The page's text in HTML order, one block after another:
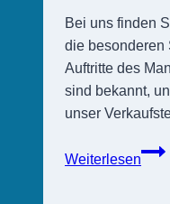
Bei uns finden
die besonderen
Auftritte des
sind bekannt,
unser
Weiterlesen